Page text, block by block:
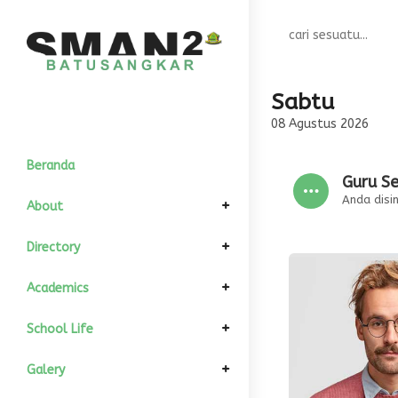
Beranda
About
Elemen Pimpinan
Komite Sekolah
Kepala Sekolah
Wakil Kurikulum
Informasi Umum
Sejarah
Visi dan Misi
Struktur Organisasi
Kondisi Siswa
Directory
GTK
All Siswa
Download
Academics
Kalender Akademik
Departement
School Life
Fasilitas
Galery
Sabtu
08 Agustus 2026
Guru
Anda